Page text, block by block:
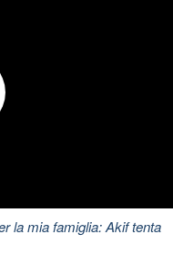
la mia famiglia: Akif tenta